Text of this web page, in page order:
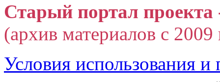
Старый портал
(архив материалов с
Условия использования